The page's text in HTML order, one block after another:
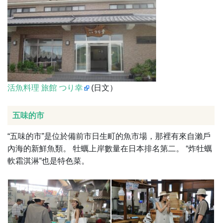
活魚料理 旅館 つり幸 (日文）
五味的市
“五味的市”是位於備前市日生町的魚市場，那裡有來自瀨戶
內海的新鮮魚類。 牡蠣上岸數量在日本排名第二。 “炸牡蠣
軟霜淇淋”也是特色菜。